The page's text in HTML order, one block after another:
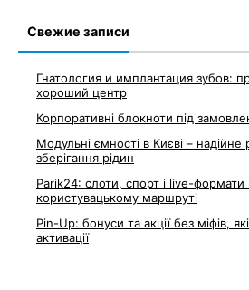
Свежие записи
Гнатология и имплантация зубов:
хороший центр
Корпоративні блокноти під
Модульні ємності в Києві – надійне
зберігання рідин
Parik24: слоти, спорт і live-
користувацькому маршруті
Pin-Up: бонуси та акції без міфів,
активації